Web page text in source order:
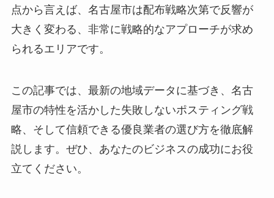
点から言えば、名古屋市は配布戦略次第で反響が
大きく変わる、非常に戦略的なアプローチが求め
られるエリアです。
この記事では、最新の地域データに基づき、名古
屋市の特性を活かした失敗しないポスティング戦
略、そして信頼できる優良業者の選び方を徹底解
説します。ぜひ、あなたのビジネスの成功にお役
立てください。